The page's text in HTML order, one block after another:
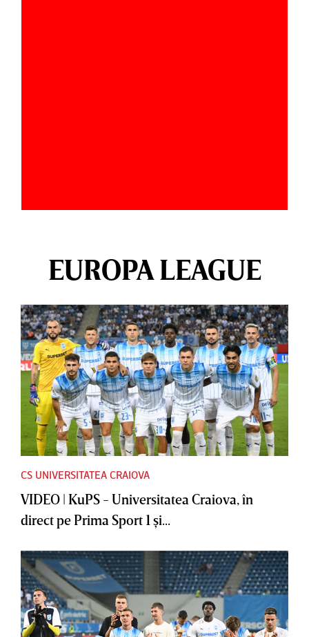
EUROPA LEAGUE
CS UNIVERSITATEA CRAIOVA
VIDEO | KuPS - Universitatea Craiova, în
direct pe Prima Sport 1 şi...